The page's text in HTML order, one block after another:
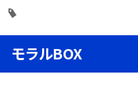
モラルBOX